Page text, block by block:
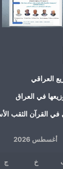
العراقي
في العراق
القرآن الثقب
أغسطس 2026
خ ج